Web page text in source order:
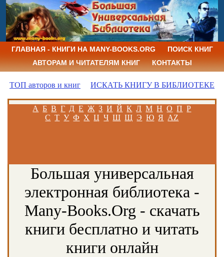
ГЛАВНАЯ - КНИГИ НА MANY-BOOKS.ORG
ПОИСК КНИГ
АВТОРАМ И ЧИТАТЕЛЯМ КНИГ
КОНТАКТЫ
ТОП авторов и книг ИСКАТЬ КНИГУ В БИБЛИОТЕКЕ
А Б В Г Д Е Ж З И Й К Л М Н О П Р
С Т У Ф Х Ц Ч Ш Щ Э Ю Я AZ
Большая универсальная
электронная библиотека -
Many-Books.Org - скачать
книги бесплатно и читать
книги онлайн